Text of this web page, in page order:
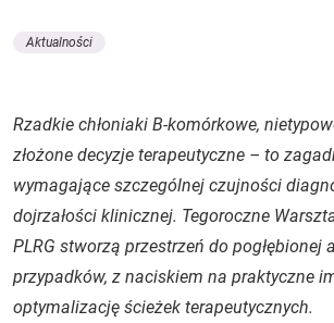
Aktualności
Rzadkie chłoniaki B-komórkowe,
złożone decyzje terapeutyczne – to
wymagające szczególnej czujności
dojrzałości klinicznej. Tegoroczne
PLRG stworzą przestrzeń do pogłębionej
przypadków, z naciskiem na praktyczne
optymalizację ścieżek terapeutycznych.